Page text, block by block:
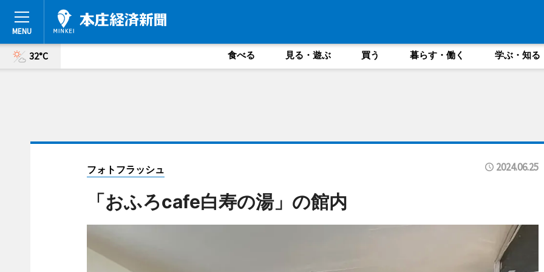
32°C 食べる 見る・遊ぶ 買う 暮らす・働く 学ぶ・知る
フォトフラッシュ 2024.06.25
「おふろcafe白寿の湯」の館内